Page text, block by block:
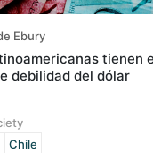
Ebury
tienen
debilidad del dólar
Chile